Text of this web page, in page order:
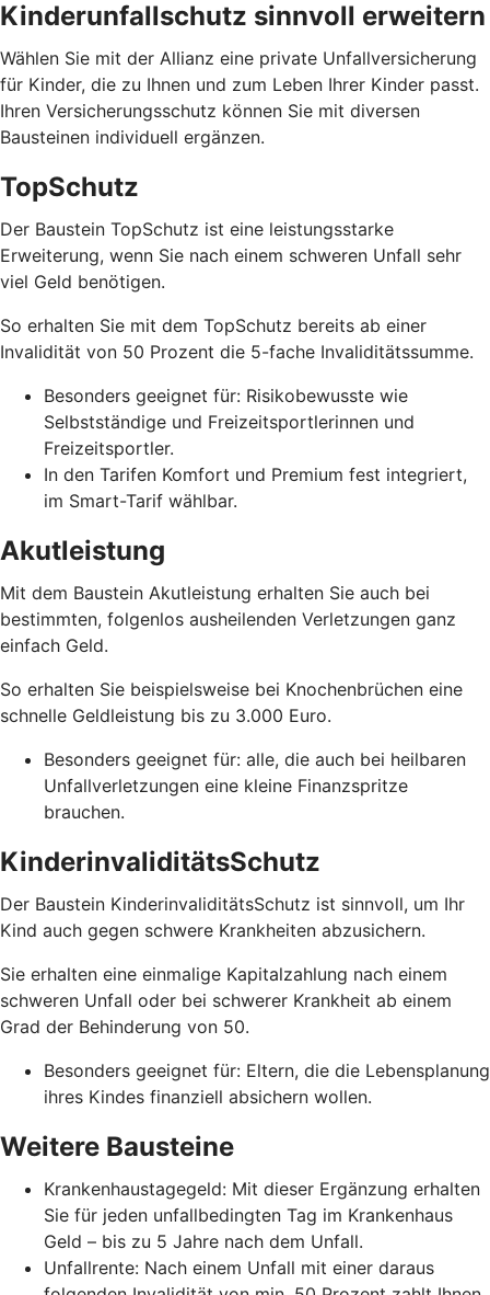
Kinderunfallschutz sinnvoll erweitern
Wählen Sie mit der Allianz eine private Unfallversicherung
für Kinder, die zu Ihnen und zum Leben Ihrer Kinder passt.
Ihren Versicherungsschutz können Sie mit diversen
Bausteinen individuell ergänzen.
TopSchutz
Der Baustein TopSchutz ist eine leistungsstarke
Erweiterung, wenn Sie nach einem schweren Unfall sehr
viel Geld benötigen.
So erhalten Sie mit dem TopSchutz bereits ab einer
Invalidität von 50 Prozent die 5-fache Invaliditätssumme.
Besonders geeignet für: Risikobewusste wie
Selbstständige und Freizeitsportlerinnen und
Freizeitsportler.
In den Tarifen Komfort und Premium fest integriert,
im Smart-Tarif wählbar.
Akutleistung
Mit dem Baustein Akutleistung erhalten Sie auch bei
bestimmten, folgenlos ausheilenden Verletzungen ganz
einfach Geld.
So erhalten Sie beispielsweise bei Knochenbrüchen eine
schnelle Geldleistung bis zu 3.000 Euro.
Besonders geeignet für: alle, die auch bei heilbaren
Unfallverletzungen eine kleine Finanzspritze
brauchen.
KinderinvaliditätsSchutz
Der Baustein KinderinvaliditätsSchutz ist sinnvoll, um Ihr
Kind auch gegen schwere Krankheiten abzusichern.
Sie erhalten eine einmalige Kapitalzahlung nach einem
schweren Unfall oder bei schwerer Krankheit ab einem
Grad der Behinderung von 50.
Besonders geeignet für: Eltern, die die Lebensplanung
ihres Kindes finanziell absichern wollen.
Weitere Bausteine
Krankenhaustagegeld: Mit dieser Ergänzung erhalten
Sie für jeden unfallbedingten Tag im Krankenhaus
Geld – bis zu 5 Jahre nach dem Unfall.
Unfallrente: Nach einem Unfall mit einer daraus